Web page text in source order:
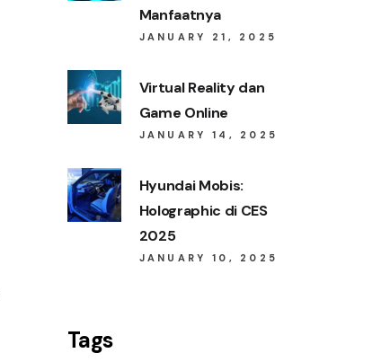
Manfaatnya
JANUARY 21, 2025
Virtual Reality dan
Game Online
JANUARY 14, 2025
Hyundai Mobis:
Holographic di CES
2025
JANUARY 10, 2025
Tags